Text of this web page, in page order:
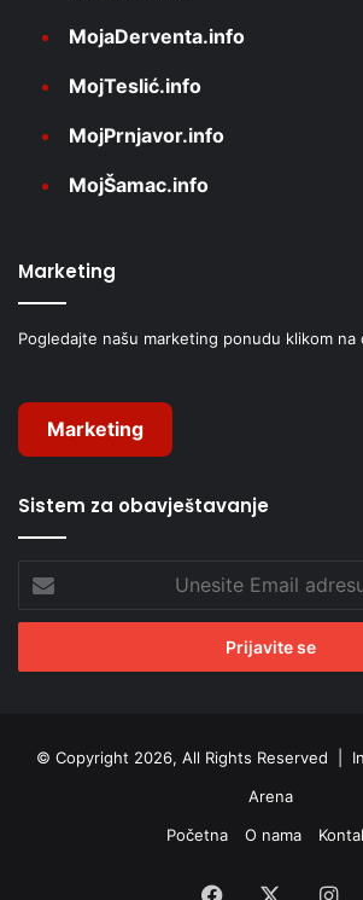
MojaDerventa.info
MojTeslić.info
MojPrnjavor.info
MojŠamac.info
Marketing
Pogledajte našu marketing ponudu klikom na
Marketing
Sistem za obavještavanje
Email
adresu
© Copyright 2026, All Rights Reserved |
Arena
Početna
O nama
Facebook